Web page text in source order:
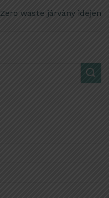
Zero waste járvány idején